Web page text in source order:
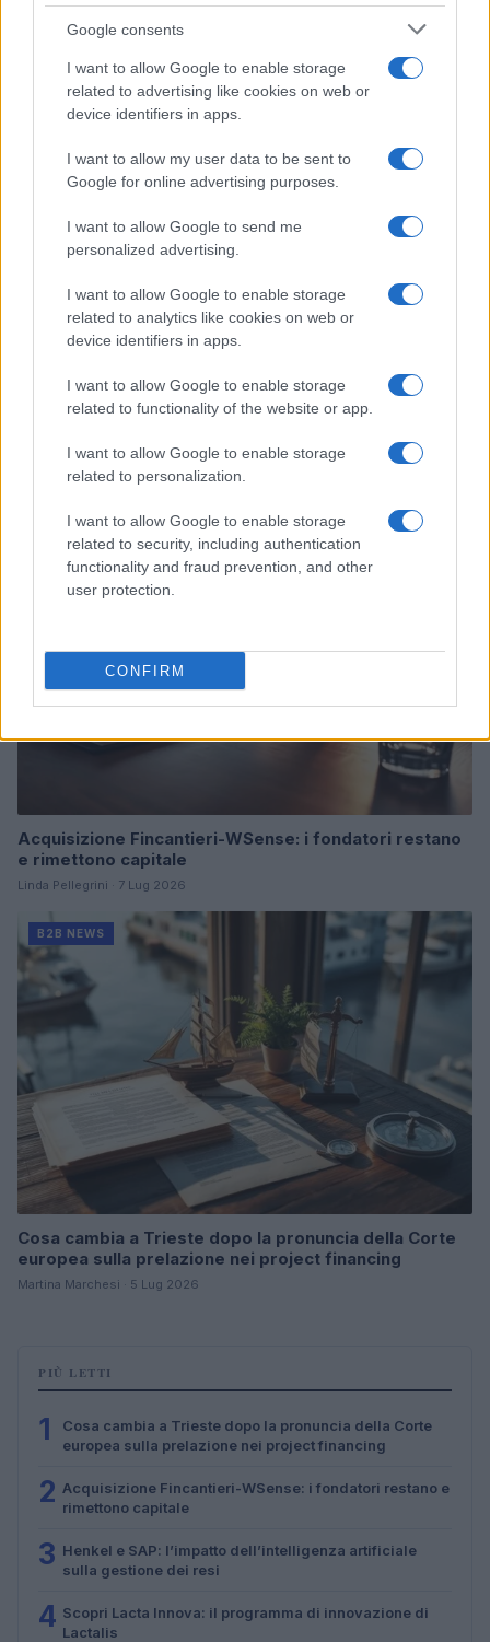
Google consents
I want to allow Google to enable storage
related to advertising like cookies on web or
device identifiers in apps.
I want to allow my user data to be sent to
Google for online advertising purposes.
I want to allow Google to send me
personalized advertising.
I want to allow Google to enable storage
related to analytics like cookies on web or
device identifiers in apps.
I want to allow Google to enable storage
related to functionality of the website or app.
I want to allow Google to enable storage
related to personalization.
I want to allow Google to enable storage
related to security, including authentication
functionality and fraud prevention, and other
user protection.
CONFIRM
Continua a leggere
Ripensare le tecnologie umanitarie oltre i criteri dei
donatori
Martina Marchesi · 10 Lug 2026
Acquisizione Fincantieri-WSense: i fondatori restano
e rimettono capitale
Linda Pellegrini · 7 Lug 2026
B2B NEWS
Cosa cambia a Trieste dopo la pronuncia della Corte
europea sulla prelazione nei project financing
Martina Marchesi · 5 Lug 2026
PIÙ LETTI
1
Cosa cambia a Trieste dopo la pronuncia della Corte
europea sulla prelazione nei project financing
2 Acquisizione Fincantieri-WSense: i fondatori restano e
rimettono capitale
3 Henkel e SAP: l’impatto dell’intelligenza artificiale
sulla gestione dei resi
4 Scopri Lacta Innova: il programma di innovazione di
Lactalis